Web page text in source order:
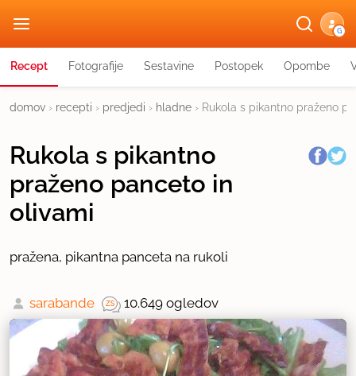
G
Recept Fotografije Sestavine Postopek Opombe
domov › recepti › predjedi › hladne › Rukola s pikantno praženo
Rukola s pikantno
praženo panceto in
olivami
pražena, pikantna panceta na rukoli
sarabande 10.649 ogledov